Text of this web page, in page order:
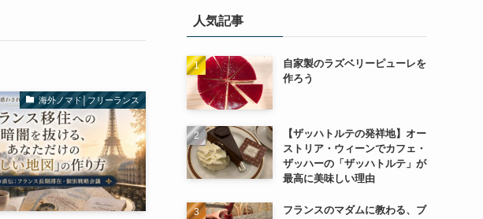
海外ノマド│フリーランス
人気記事
自家製のラズベリーピューレを
作ろう
【ザッハトルテの発祥地】オー
ストリア・ウィーンでカフェ・
ザッハーの「ザッハトルテ」が
最高に美味しい理由
フランスのマダムに教わる、ブ